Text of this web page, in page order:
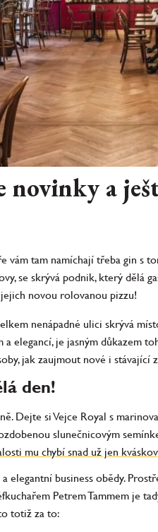
a
vám tam namíchají třeba gin s
se skrývá podnik, který dělá
novou rolovanou pizzu!
nenápadné ulici skrývá
elegancí, je jasným důkazem
jak zaujmout nové i stávající
den!
Dejte si Vejce Royal s
slunečnicovým
mu chybí snad už jen
elegantní business obědy.
Petrem Tammem je
totiž za to: